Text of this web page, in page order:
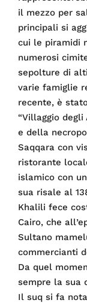
il mezzo per
principali si
cui le piramidi
numerosi
sepolture di
varie famiglie
recente, è
“Villaggio
e della
Saqqara con
ristorante
islamico con
sua risale al
Khalili fece
Cairo, che
Sultano
commercianti
Da quel
sempre la sua
Il suq si fa